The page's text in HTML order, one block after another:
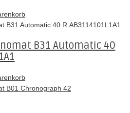
B31 Automatic 40